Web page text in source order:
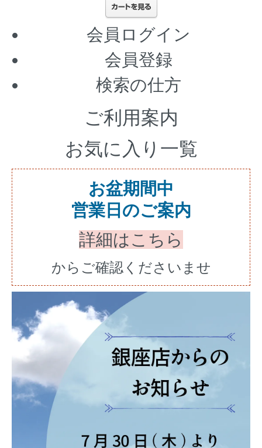
会員ログイン
会員登録
検索の仕方
ご利用案内
お気に入り一覧
お盆期間中
営業日のご案内
詳細はこちら
からご確認くださいませ